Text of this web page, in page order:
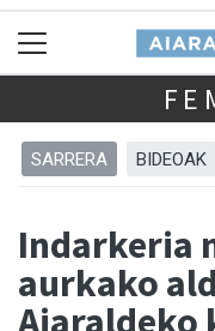
SARRERA BIDEOAK
Indarkeria
aurkako
Aiaraldeko